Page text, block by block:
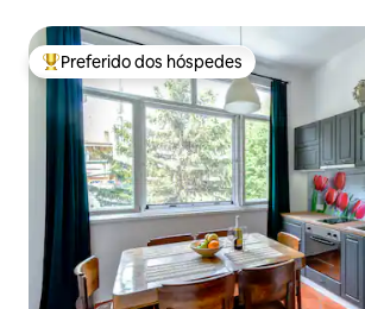
Entre os melhores preferidos dos hóspedes
Preferido dos hóspedes